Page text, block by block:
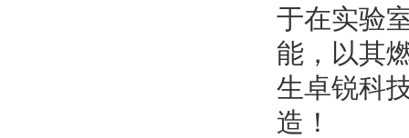
于在实验
能，以其
生卓锐科
造！